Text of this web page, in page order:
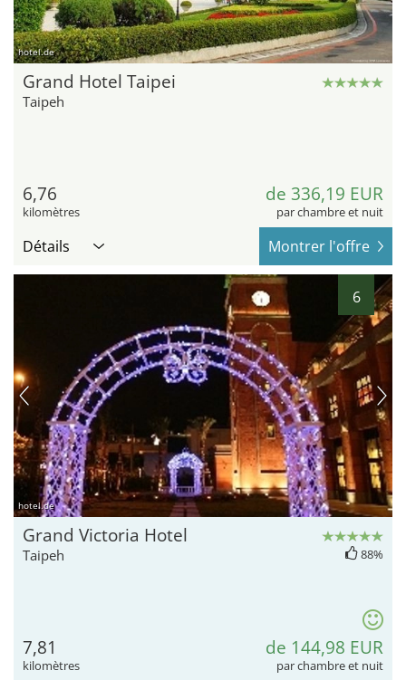
hotel.de
Grand Hotel Taipei
Taipeh
6,76
kilomètres
de 336,19 EUR
par chambre et nuit
Détails Montrer l'offre
6
hotel.de
Grand Victoria Hotel
Taipeh 88%
7,81
kilomètres
de 144,98 EUR
par chambre et nuit